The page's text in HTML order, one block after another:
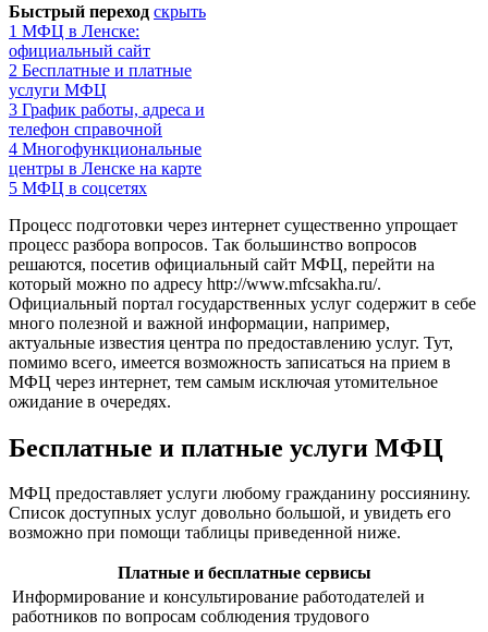
Быстрый переход скрыть
1 МФЦ в Ленске:
официальный сайт
2 Бесплатные и платные
услуги МФЦ
3 График работы, адреса и
телефон справочной
4 Многофункциональные
центры в Ленске на карте
5 МФЦ в соцсетях
Процесс подготовки через интернет существенно упрощает
процесс разбора вопросов. Так большинство вопросов
решаются, посетив официальный сайт МФЦ, перейти на
который можно по адресу http://www.mfcsakha.ru/.
Официальный портал государственных услуг содержит в себе
много полезной и важной информации, например,
актуальные известия центра по предоставлению услуг. Тут,
помимо всего, имеется возможность записаться на прием в
МФЦ через интернет, тем самым исключая утомительное
ожидание в очередях.
Бесплатные и платные услуги МФЦ
МФЦ предоставляет услуги любому гражданину россиянину.
Список доступных услуг довольно большой, и увидеть его
возможно при помощи таблицы приведенной ниже.
Платные и бесплатные сервисы
Информирование и консультирование работодателей и
работников по вопросам соблюдения трудового